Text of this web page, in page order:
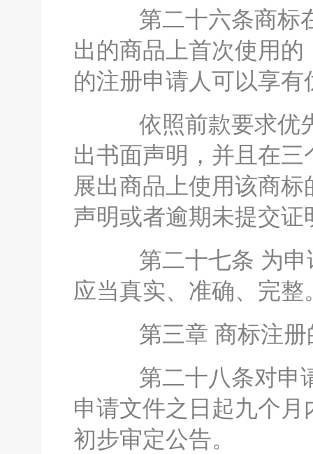
第二十六条商标
出的商品上首次使用
的注册申请人可以享有
依照前款要求优
出书面声明，并且在
展出商品上使用该商
声明或者逾期未提交
第二十七条 为申
应当真实、准确、完整
第三章 商标注册
第二十八条对申
申请文件之日起九个
初步审定公告。